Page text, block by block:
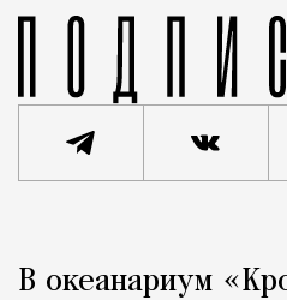
Город
В океанариум